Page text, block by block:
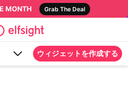
MONTH Grab The Deal
ウィジェットを作成する